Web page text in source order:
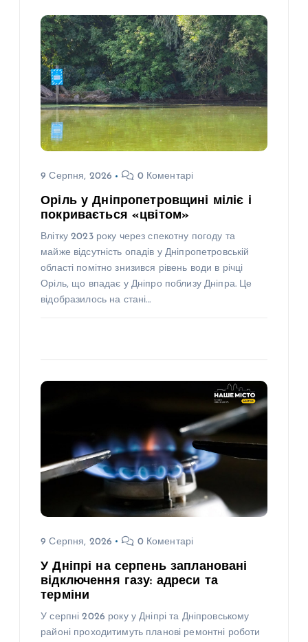
9 Серпня, 2026 0 Коментарі
Оріль у Дніпропетровщині міліє і
покривається «цвітом»
Влітку 2023 року через спекотну погоду та
майже відсутність опадів у Дніпропетровській
області помітно знизився рівень води в річці
Оріль, що впадає у Дніпро поблизу Дніпра. Це
відобразилось на стані…
9 Серпня, 2026 0 Коментарі
У Дніпрі на серпень заплановані
відключення газу: адреси та
терміни
У серпні 2026 року у Дніпрі та Дніпровському
районі проходитимуть планові ремонтні роботи